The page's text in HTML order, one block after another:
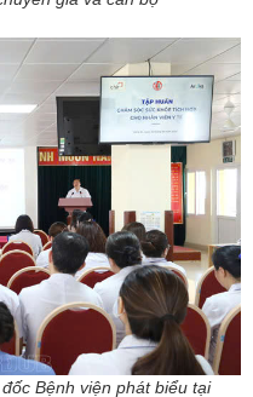
Bệnh viện phát biểu tại